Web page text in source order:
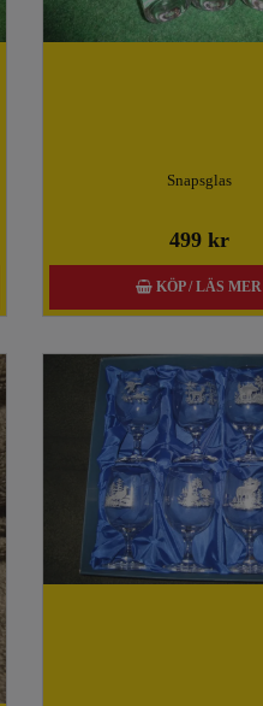
Snapsglas
499 kr
KÖP / LÄS MER